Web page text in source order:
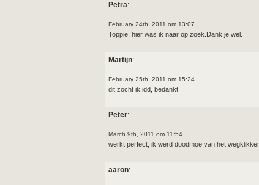
Petra:
February 24th, 2011 om 13:07
Toppie, hier was ik naar op zoek.Dank je wel.
Martijn:
February 25th, 2011 om 15:24
dit zocht ik idd, bedankt
Peter:
March 9th, 2011 om 11:54
werkt perfect, ik werd doodmoe van het
aaron: